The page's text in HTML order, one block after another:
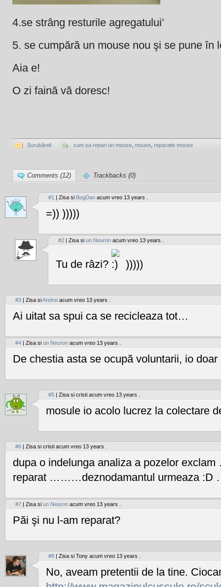
4.se strâng resturile agregatului’
5. se cumpără un mouse nou şi se pune în
Aia e!
O zi faină vă doresc!
Şurubăreli cum sa repari un mouse mouse reparatie mouse
Comments (12) Trackbacks (0)
#1 | Zisa si BogDan acum vreo 13 years .
=)) )))))
#2 | Zisa si un Neuron acum vreo 13 years .
Tu de râzi? )))))
#3 | Zisa siAndrei acum vreo 13 years .
Ai uitat sa spui ca se recicleaza tot…
#4 | Zisa si un Neuron acum vreo 13 years .
De chestia asta se ocupă voluntarii, io
#5 | Zisa si cristi acum vreo 13 years .
mosule io acolo lucrez la colectare
#6 | Zisa si cristi acum vreo 13 years .
dupa o indelunga analiza a pozelor
reparat ………deznodamantul urmeaza
#7 | Zisa si un Neuron acum vreo 13 years .
Păi şi nu l-am reparat?
#8 | Zisa si Tony acum vreo 13 years .
No, aveam pretentii de la tine.